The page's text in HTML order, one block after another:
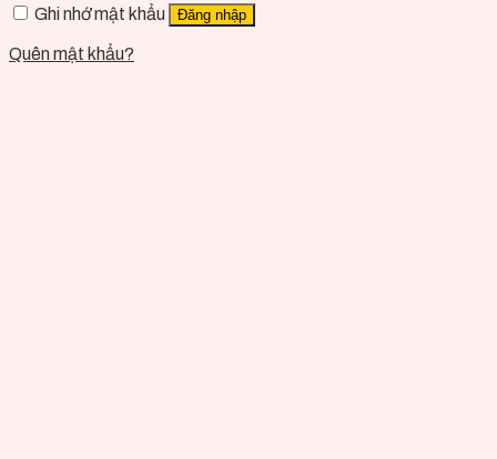
Ghi nhớ mật khẩu Đăng nhập
Quên mật khẩu?